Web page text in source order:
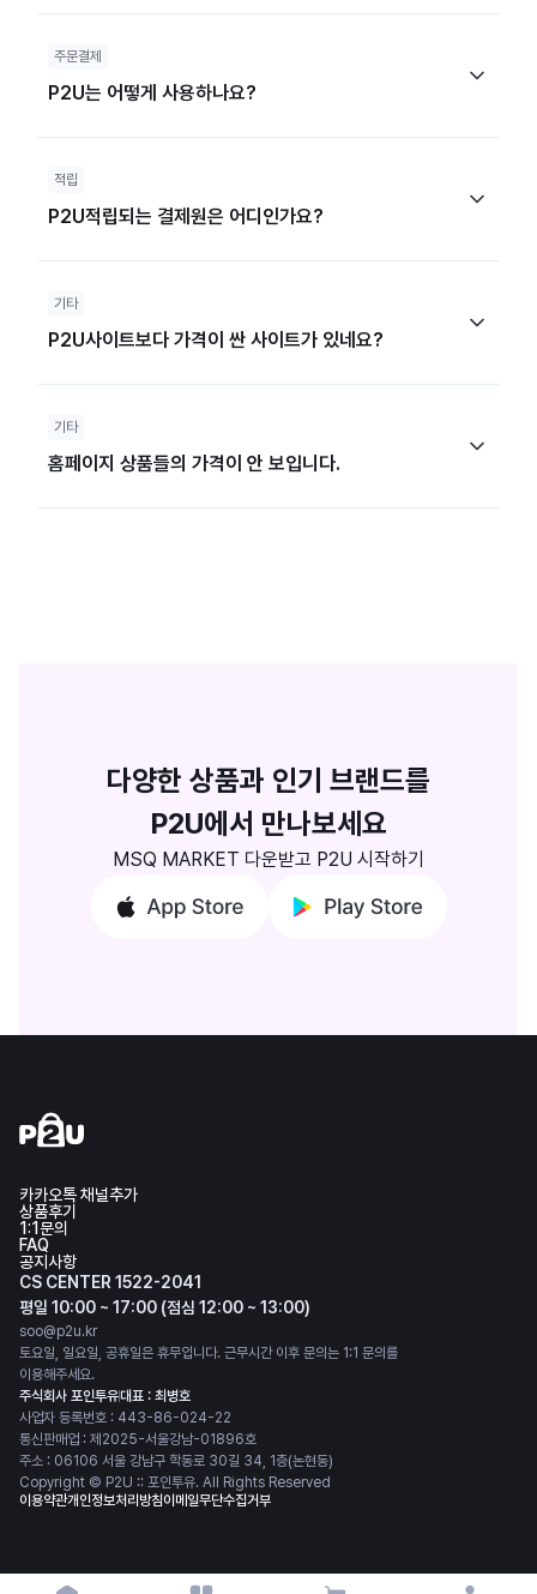
카카오톡 채널추가
상품후기
1:1문의
FAQ
공지사항
CS CENTER 1522-2041
평일 10:00 ~ 17:00 (점심 12:00 ~ 13:00)
soo@p2u.kr
토요일, 일요일, 공휴일은 휴무입니다. 근무시간 이후 문의는 1:1 문의를
이용해주세요.
주식회사 포인투유대표 : 최병호
사업자 등록번호 : 443-86-024-22
통신판매업 : 제2025-서울강남-01896호
주소 : 06106 서울 강남구 학동로 30길 34, 1층(논현동)
Copyright © P2U :: 포인투유. All Rights Reserved
이용약관개인정보처리방침이메일무단수집거부